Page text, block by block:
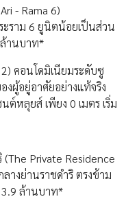
- Rama 6)
ะราม 6 ยูนิตน้อยเป็นส่วน
ล้านบาท*
คอนโดมิเนียมระดับซู
งผู้อยู่อาศัยอย่างแท้จริง
ต์หลุยส์ เพียง 0 เมตร เริ่ม
(The Private Residence
ลางย่านราชดำริ ตรงข้าม
ล้านบาท*